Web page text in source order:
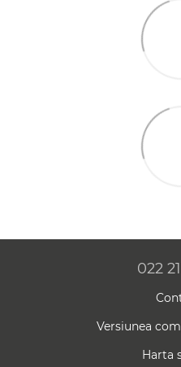
022
Versiunea
Harta